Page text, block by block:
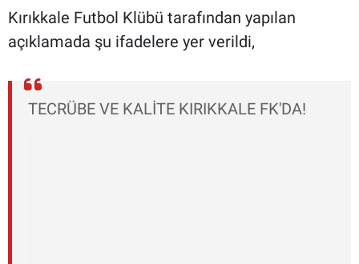
Kırıkkale Futbol Klübü tarafından yapılan
açıklamada şu ifadelere yer verildi,
TECRÜBE VE KALİTE KIRIKKALE FK'DA!